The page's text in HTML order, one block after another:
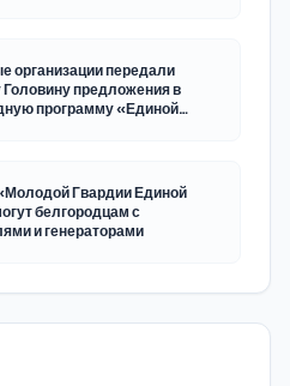
организации передали
предложения в
программу «Единой
Гвардии Единой
белгородцам с
и генераторами